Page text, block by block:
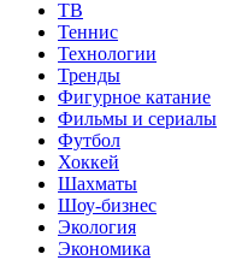
ТВ
Теннис
Технологии
Тренды
Фигурное катание
Фильмы и сериалы
Футбол
Хоккей
Шахматы
Шоу-бизнес
Экология
Экономика